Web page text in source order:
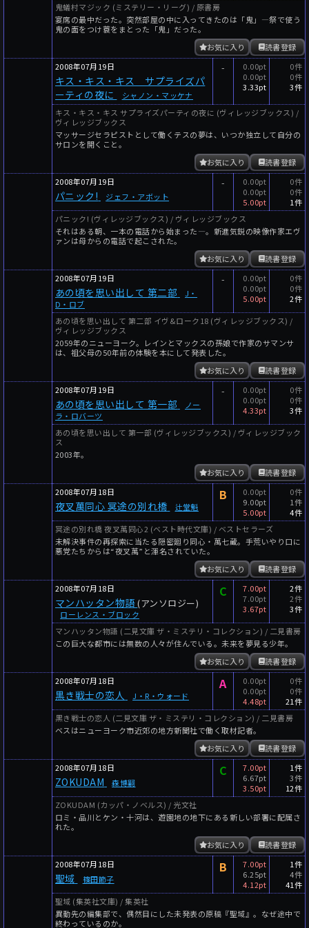
鬼蟻村マジック (ミステリー・リーグ) / 原書房
宴席の最中だった。突然部屋の中に入ってきたのは「鬼」―祭で使う
鬼の面をつけ蓑をまとった「鬼」だった。
読書登録
お気に入り
2008年07月19日
キス・キス・キス サプライズパ
ーティの夜に
シャノン・マッケナ
-
0.00pt
0.00pt
3.33pt
0件
0件
3件
キス・キス・キス サプライズパーティの夜に (ヴィレッジブックス) /
ヴィレッジブックス
マッサージセラピストとして働くテスの夢は、いつか独立して自分の
サロンを開くこと。
読書登録
お気に入り
2008年07月19日
パニック! ジェフ・アボット
-
0.00pt
0.00pt
5.00pt
0件
0件
1件
パニック! (ヴィレッジブックス) / ヴィレッジブックス
それはある朝、一本の電話から始まった―。新進気鋭の映像作家エヴ
ァンは母からの電話で起こされた。
読書登録
お気に入り
2008年07月19日
あの頃を思い出して 第二部
J・
D・ロブ
-
0.00pt
0.00pt
5.00pt
0件
0件
2件
あの頃を思い出して 第二部 イヴ&ローク18 (ヴィレッジブックス) /
ヴィレッジブックス
2059年のニューヨーク。レインとマックスの孫娘で作家のサマンサ
は、祖父母の50年前の体験を本にして発表した。
読書登録
お気に入り
2008年07月19日
あの頃を思い出して 第一部
ノー
ラ・ロバーツ
-
0.00pt
0.00pt
4.33pt
0件
0件
3件
あの頃を思い出して 第一部 (ヴィレッジブックス) / ヴィレッジブック
ス
2003年。
読書登録
お気に入り
2008年07月18日
夜叉萬同心 冥途の別れ橋 辻堂魁
B
0.00pt
9.00pt
5.00pt
0件
1件
4件
冥途の別れ橋 夜叉萬同心2 (ベスト時代文庫) / ベストセラーズ
未解決事件の再探索に当たる隠密廻り同心・萬七蔵。手荒いやり口に
悪党たちからは“夜叉萬”と渾名されていた。
読書登録
お気に入り
2008年07月18日
マンハッタン物語(アンソロジー)
ローレンス・ブロック
C
7.00pt
7.00pt
3.67pt
2件
2件
3件
マンハッタン物語 (二見文庫 ザ・ミステリ・コレクション) / 二見書房
この巨大な都市には無数の人々が住んでいる。未来を夢見る少年。
読書登録
お気に入り
2008年07月18日
黒き戦士の恋人 J・R・ウォード
A
0.00pt
0.00pt
4.48pt
0件
0件
21件
黒き戦士の恋人 (二見文庫 ザ・ミステリ・コレクション) / 二見書房
ベスはニューヨーク市近郊の地方新聞社で働く取材記者。
読書登録
お気に入り
2008年07月18日
ZOKUDAM 森博嗣
C
7.00pt
6.67pt
3.50pt
1件
3件
12件
ZOKUDAM (カッパ・ノベルス) / 光文社
ロミ・品川とケン・十河は、遊園地の地下にある新しい部署に配属さ
れた。
読書登録
お気に入り
2008年07月18日
聖域 篠田節子
B
7.00pt
6.25pt
4.12pt
1件
4件
41件
聖域 (集英社文庫) / 集英社
異動先の編集部で、偶然目にした未発表の原稿『聖域』。なぜ途中で
終わっているのか。